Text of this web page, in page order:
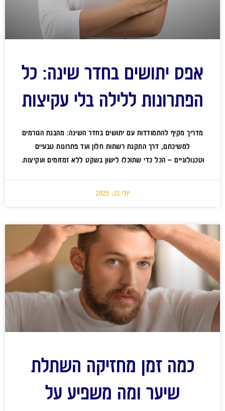
אפס יתושים בחדר שינה: כל
הפתרונות ללילה בלי עקיצות
מדריך מקיף להתמודדות עם יתושים בחדר השינה: מהבנת הגורמים
למשיכתם, דרך התקנת רשתות חלון ועד פתרונות טבעיים
וטכנולוגיים – הכל כדי שתוכלו לישון בשקט ללא זמזומים ועקיצות.
יולי 21, 2025
כמה זמן מחזיקה השתלת
שיער ומה משפיע על